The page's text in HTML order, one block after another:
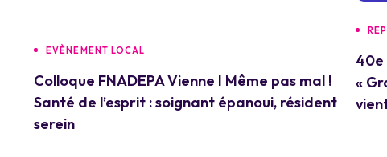
EVÈNEMENT LOCAL
Colloque FNADEPA Vienne I Même pas mal !
Santé de l’esprit : soignant épanoui, résident
serein
40e
«